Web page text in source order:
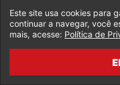
Capitã Marvel
Larsoncomo
Jude Law
Este site usa cookies para
continuar a navegar, você
mais, acesse: Política de